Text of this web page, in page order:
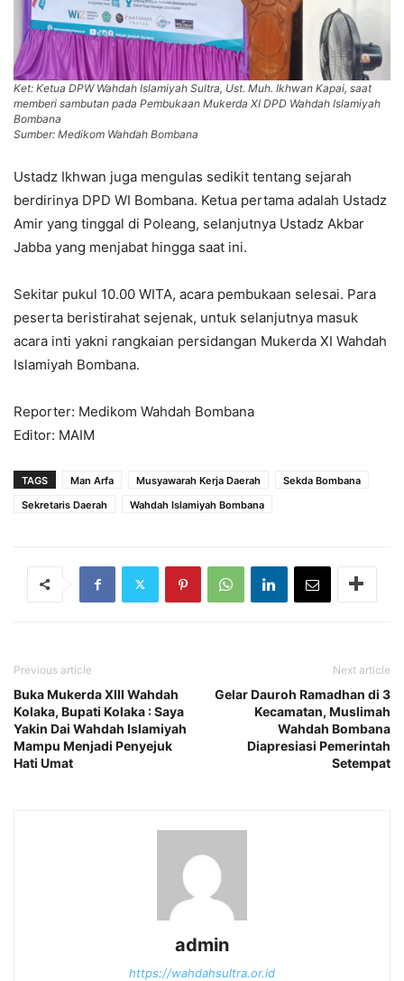
Ket: Ketua DPW Wahdah Islamiyah Sultra, Ust. Muh. Ikhwan Kapai, saat
memberi sambutan pada Pembukaan Mukerda XI DPD Wahdah Islamiyah
Bombana
Sumber: Medikom Wahdah Bombana
Ustadz Ikhwan juga mengulas sedikit tentang sejarah
berdirinya DPD WI Bombana. Ketua pertama adalah Ustadz
Amir yang tinggal di Poleang, selanjutnya Ustadz Akbar
Jabba yang menjabat hingga saat ini.
Sekitar pukul 10.00 WITA, acara pembukaan selesai. Para
peserta beristirahat sejenak, untuk selanjutnya masuk
acara inti yakni rangkaian persidangan Mukerda XI Wahdah
Islamiyah Bombana.
Reporter: Medikom Wahdah Bombana
Editor: MAIM
TAGS Man Arfa Musyawarah Kerja Daerah
Sekda Bombana
Sekretaris Daerah
Wahdah Islamiyah Bombana
Previous article
Buka Mukerda XIII Wahdah
Kolaka, Bupati Kolaka : Saya
Yakin Dai Wahdah Islamiyah
Mampu Menjadi Penyejuk
Hati Umat
Next article
Gelar Dauroh Ramadhan di 3
Kecamatan, Muslimah
Wahdah Bombana
Diapresiasi Pemerintah
Setempat
admin
https://wahdahsultra.or.id